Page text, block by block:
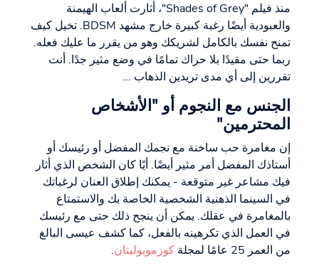
منذ فيلم "Shades of Grey"، أثارت ألعاب الهيمنة
والعبودية أيضًا رغبة كبيرة خارج مشهد BDSM. تخيل كيف
تمنح نفسك بالكامل لشريكك وهو من يقرر ما عليك فعله.
ربما حتى مقيدًا بلا حراك تمامًا في وضع مثير جدًا. أنت
تقررين إلى أي مدى تريدين الذهاب ...
الجنس مع النجوم أو "الأشخاص
المحترمين"
إن مغامرة حب ساخنة مع نجمك المفضل أو رئيسك أو
أستاذك المفضل أمر مثير أيضًا. أيًا كان الشخص الذي أثار
فيك مشاعر غير متوقعة - يمكنك إطلاق العنان لرغباتك
في السينما الذهنية الشخصية الخاصة بك والاستمتاع
بالمغامرة في عقلك. يمكن أن ينجح ذلك حتى مع رئيسك
في العمل الذي تكرهينه بالفعل، كما كشف عيسى البالغ
من العمر 25 عامًا لمجلة
كوزموبوليتان.